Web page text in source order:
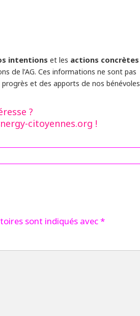
intentions et les actions concrètes
de l’AG. Ces informations ne sont pas
et des apports de nos
?
citoyennes.org !
sont indiqués avec*